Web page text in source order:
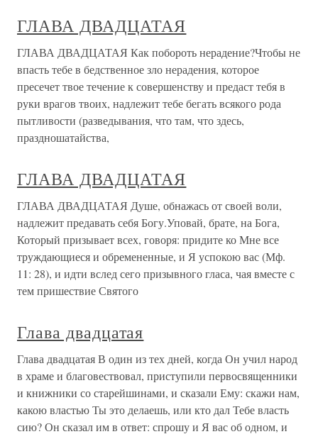
ГЛАВА ДВАДЦАТАЯ
ГЛАВА ДВАДЦАТАЯ Как побороть нерадение?Чтобы не
впасть тебе в бедственное зло нерадения, которое
пресечет твое течение к совершенству и предаст тебя в
руки врагов твоих, надлежит тебе бегать всякого рода
пытливости (разведывания, что там, что здесь,
праздношатайства,
ГЛАВА ДВАДЦАТАЯ
ГЛАВА ДВАДЦАТАЯ Душе, обнажась от своей воли,
надлежит предавать себя Богу.Уповай, брате, на Бога,
Который призывает всех, говоря: придите ко Мне все
труждающиеся и обремененные, и Я успокою вас (Мф.
11: 28), и идти вслед сего призывного гласа, чая вместе с
тем пришествие Святого
Глава двадцатая
Глава двадцатая В один из тех дней, когда Он учил народ
в храме и благовествовал, приступили первосвященники
и книжники со старейшинами, и сказали Ему: скажи нам,
какою властью Ты это делаешь, или кто дал Тебе власть
сию? Он сказал им в ответ: спрошу и Я вас об одном, и